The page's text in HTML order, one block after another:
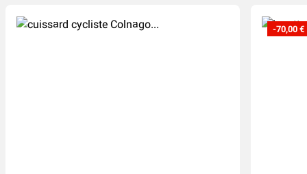
-70,00 €